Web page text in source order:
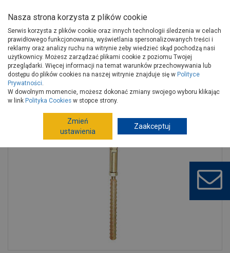
Strona główna Wokół domu
Ogrodzenia
Ogrodzenia metalowe, kute
Słupki, akcesoria do ogrodzeń
Wspornik słupa forma U stal żebrowana 71-161/5 mm ALBERTS
Nasza strona korzysta z plików cookie
Serwis korzysta z plików cookie oraz innych technologii śledzenia w celach
prawidłowego funkcjonowania, wyświetlania spersonalizowanych treści i
reklamy oraz analizy ruchu na witrynie żeby wiedzieć skąd pochodzą nasi
użytkownicy. Możesz zarządzać plikami cookie z poziomu Twojej
przeglądarki. Więcej informacji na temat warunków przechowywania lub
dostępu do plików cookies na naszej witrynie znajduje się w Polityce
Prywatności.
W dowolnym momencie, możesz dokonać zmiany swojego wyboru klikając
w link Polityka Cookies w stopce strony.
Zmień
ustawienia
Zaakceptuj